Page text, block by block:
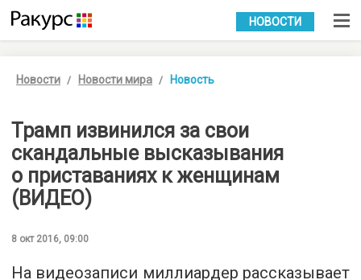
УКР РУС
НОВОСТИ
Новости Новости мира Новость
Трамп извинился за свои
скандальные высказывания
о приставаниях к женщинам
(ВИДЕО)
8 окт 2016, 09:00
На видеозаписи миллиардер рассказывает